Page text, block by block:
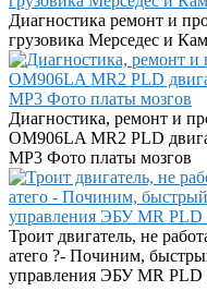
Диагностика ремонт и
грузовика Мерседес и
Диагностика, ремонт и
OM906LA MR2 PLD
MP3 Фото платы мозгов
Троит двигатель, не
атего ?- Починим,
управления ЭБУ MR PLD